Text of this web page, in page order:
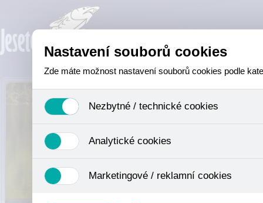
Nastavení souborů cookies
Zde máte možnost nastavení souborů cookies podle
Nezbytné / technické cookies
se mimo jiné k ukládání produktů v nákupním košíku,
není zapotřebí Váš souhlas a není možné jej ani odebrat.
Analytické cookies
nejedná o osobní údaje, protože anonymizované cookies
odkazy, prohlížené zboží apod.
Marketingové / reklamní cookies